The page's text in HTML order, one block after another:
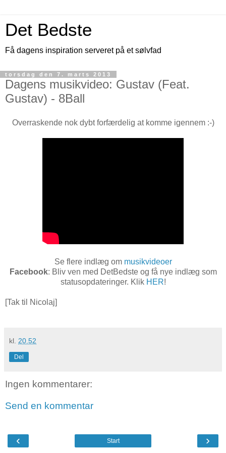
Det Bedste
Få dagens inspiration serveret på et sølvfad
torsdag den 7. marts 2013
Dagens musikvideo: Gustav (Feat.
Gustav) - 8Ball
Overraskende nok dybt forfærdelig at komme igennem :-)
Se flere indlæg om musikvideoer
Facebook: Bliv ven med DetBedste og få nye indlæg som
statusopdateringer. Klik HER!
[Tak til Nicolaj]
kl. 20.52
Del
Ingen kommentarer:
Send en kommentar
‹ ›
Start